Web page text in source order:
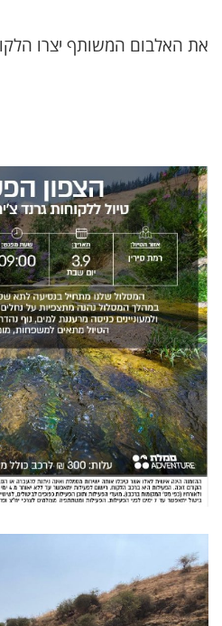
את האלבום המשותף יצרו